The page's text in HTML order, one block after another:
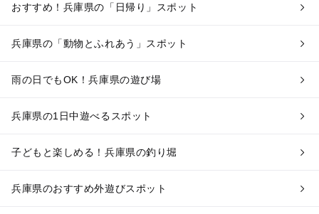
おすすめ！兵庫県の「日帰り」スポット
兵庫県の「動物とふれあう」スポット
雨の日でもOK！兵庫県の遊び場
兵庫県の1日中遊べるスポット
子どもと楽しめる！兵庫県の釣り堀
兵庫県のおすすめ外遊びスポット